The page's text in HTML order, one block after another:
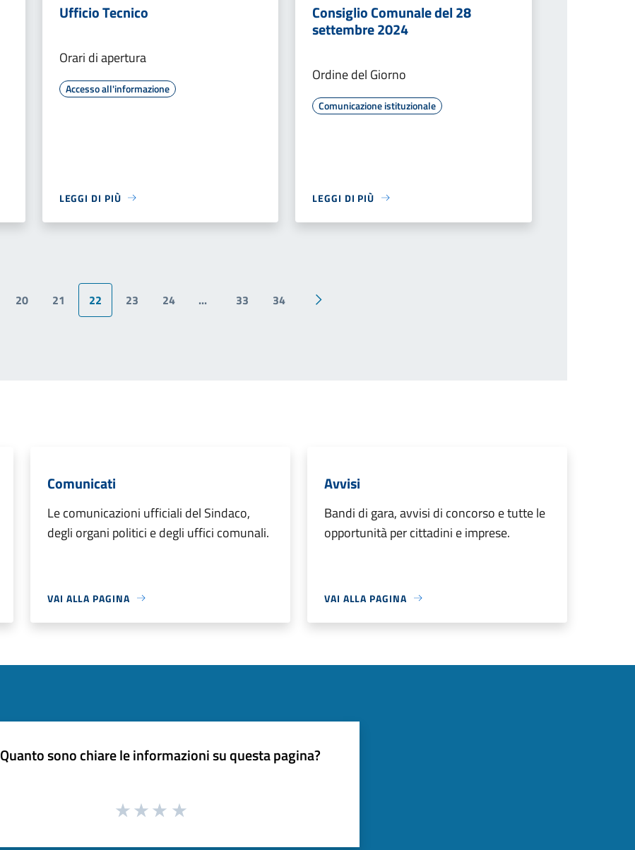
Ufficio Tecnico
Orari di apertura
Accesso all'informazione
LEGGI DI PIÙ
Consiglio Comunale del 28
settembre 2024
Ordine del Giorno
Comunicazione istituzionale
LEGGI DI PIÙ
precedente
20 21 22 23 24 ... 33 34
Pagina successiva
Comunicati
Le comunicazioni ufficiali del Sindaco,
degli organi politici e degli uffici comunali.
VAI ALLA PAGINA
Avvisi
Bandi di gara, avvisi di concorso e tutte le
opportunità per cittadini e imprese.
VAI ALLA PAGINA
Quanto sono chiare le informazioni su questa pagina?